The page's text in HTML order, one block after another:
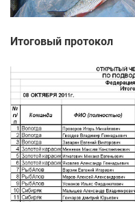
Итоговый протокол